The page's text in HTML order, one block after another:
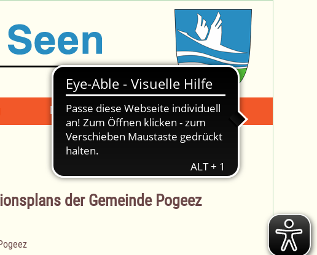
Mängelmeldung Suche -
der Gemeinde Pogeez